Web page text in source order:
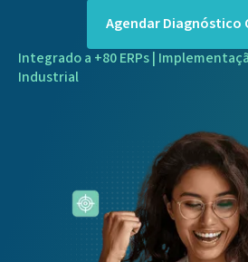
Agendar Diagnóstico
Integrado a +80 ERPs |
Industrial